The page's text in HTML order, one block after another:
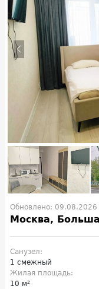
Обновлено: 09.08.2026
Москва,
Санузел:
1 смежный
Жилая площадь:
10 м²